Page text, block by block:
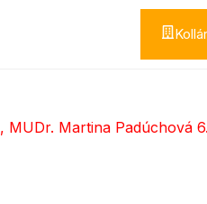
Martina Padúchová